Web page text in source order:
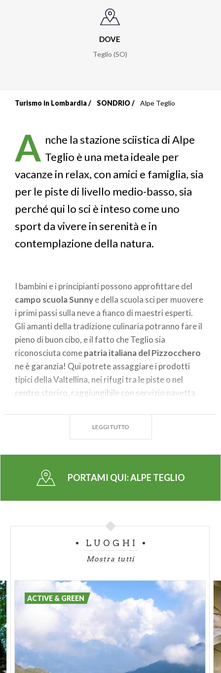
DOVE
Teglio (SO)
di
pane
Turismo in Lombardia SONDRIO Alpe Teglio
A nche la stazione sciistica di Alpe
Teglio è una meta ideale per
vacanze in relax, con amici e famiglia, sia
per le piste di livello medio-basso, sia
perché qui lo sci è inteso come uno
sport da vivere in serenità e in
contemplazione della natura.
I bambini e i principianti possono approfittare del
campo scuola Sunnye della scuola sci per muovere
i primi passi sulla neve a fianco di maestri esperti.
Gli amanti della tradizione culinaria potranno fare il
pieno di buon cibo, e il fatto che Teglio sia
riconosciuta comepatria italiana del Pizzocchero
ne è garanzia! Qui potrete assaggiare i prodotti
tipici della Valtellina, nei rifugi tra le piste o nel
centro storico, raggiungibile con servizio navetta.
Le informazioni sull’apertura degli impianti, i servizi
e le promozioni attive sono disponibili sul
ufficiale Alpe Teglio.
(PH: VALTELLINA.IT)
LEGGI TUTTO
PORTAMI QUI:ALPE TEGLIO
LUOGHI
Mostra tutti
ACTIVE & GREEN